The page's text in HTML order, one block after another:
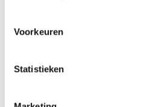
Voorkeuren
Statistieken